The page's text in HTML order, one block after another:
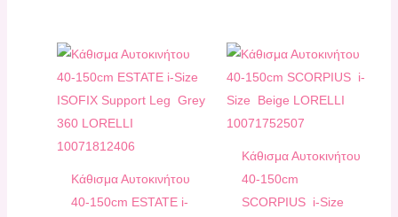
Kάθισμα Αυτοκινήτου
40-150cm ESTATE i-
Kάθισμα Αυτοκινήτου
40-150cm
SCORPIUS i-Size